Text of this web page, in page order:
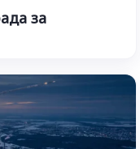
за